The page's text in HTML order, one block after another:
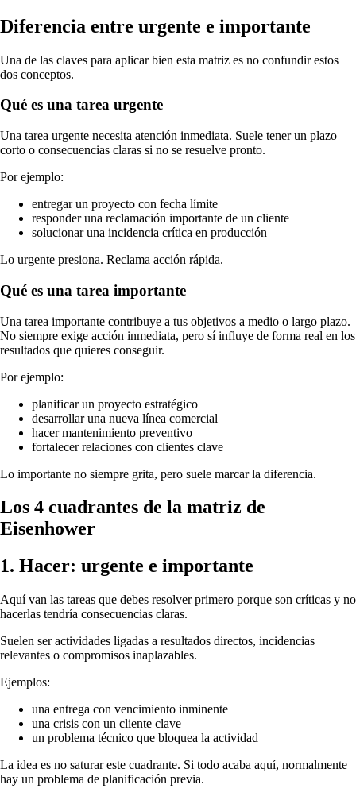
Diferencia entre urgente e importante
Una de las claves para aplicar bien esta matriz es no confundir estos
dos conceptos.
Qué es una tarea urgente
Una tarea urgente necesita atención inmediata. Suele tener un plazo
corto o consecuencias claras si no se resuelve pronto.
Por ejemplo:
entregar un proyecto con fecha límite
responder una reclamación importante de un cliente
solucionar una incidencia crítica en producción
Lo urgente presiona. Reclama acción rápida.
Qué es una tarea importante
Una tarea importante contribuye a tus objetivos a medio o largo plazo.
No siempre exige acción inmediata, pero sí influye de forma real en los
resultados que quieres conseguir.
Por ejemplo:
planificar un proyecto estratégico
desarrollar una nueva línea comercial
hacer mantenimiento preventivo
fortalecer relaciones con clientes clave
Lo importante no siempre grita, pero suele marcar la diferencia.
Los 4 cuadrantes de la matriz de
Eisenhower
1. Hacer: urgente e importante
Aquí van las tareas que debes resolver primero porque son críticas y no
hacerlas tendría consecuencias claras.
Suelen ser actividades ligadas a resultados directos, incidencias
relevantes o compromisos inaplazables.
Ejemplos:
una entrega con vencimiento inminente
una crisis con un cliente clave
un problema técnico que bloquea la actividad
La idea es no saturar este cuadrante. Si todo acaba aquí, normalmente
hay un problema de planificación previa.